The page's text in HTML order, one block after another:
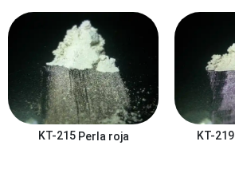
KT-215 Perla roja KT-219